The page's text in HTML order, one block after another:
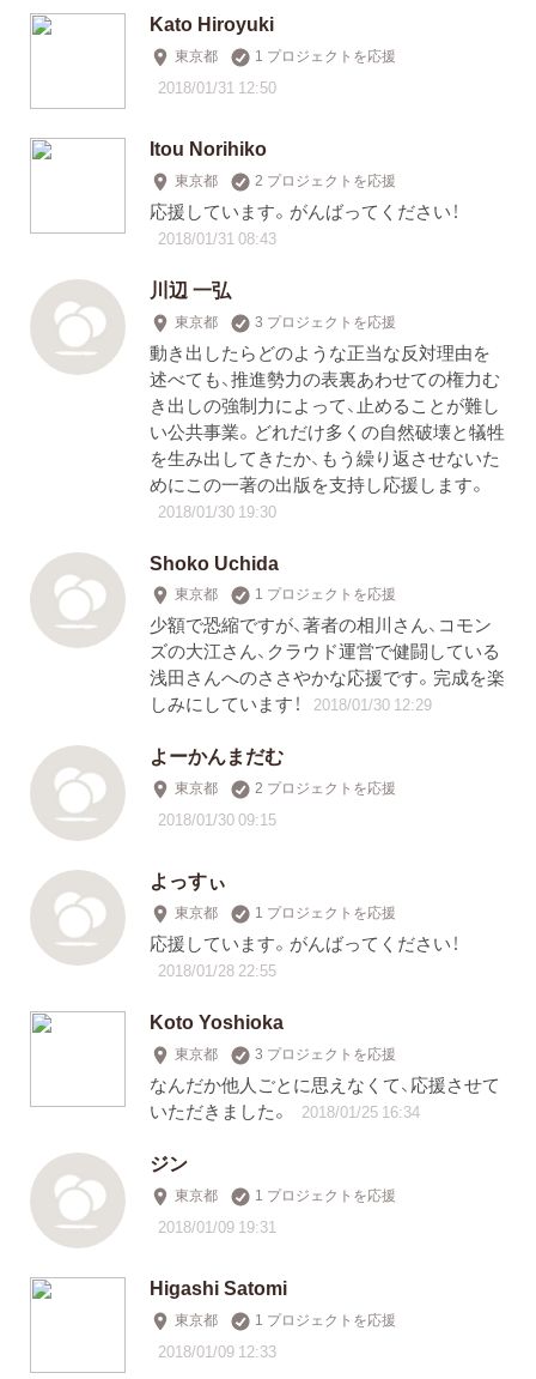
Kato Hiroyuki
東京都 1 プロジェクトを応援
2018/01/31 12:50
Itou Norihiko
東京都 2 プロジェクトを応援
応援しています。がんばってください！
2018/01/31 08:43
川辺 一弘
東京都 3 プロジェクトを応援
動き出したらどのような正当な反対理由を
述べても、推進勢力の表裏あわせての権力む
き出しの強制力によって、止めることが難し
い公共事業。どれだけ多くの自然破壊と犠牲
を生み出してきたか、もう繰り返させないた
めにこの一著の出版を支持し応援します。
2018/01/30 19:30
Shoko Uchida
東京都 1 プロジェクトを応援
少額で恐縮ですが、著者の相川さん、コモン
ズの大江さん、クラウド運営で健闘している
浅田さんへのささやかな応援です。完成を楽
しみにしています！
2018/01/30 12:29
よーかんまだむ
東京都 2 プロジェクトを応援
2018/01/30 09:15
よっすぃ
東京都 1 プロジェクトを応援
応援しています。がんばってください！
2018/01/28 22:55
Koto Yoshioka
東京都 3 プロジェクトを応援
なんだか他人ごとに思えなくて、応援させて
いただきました。
2018/01/25 16:34
ジン
東京都 1 プロジェクトを応援
2018/01/09 19:31
Higashi Satomi
東京都 1 プロジェクトを応援
2018/01/09 12:33